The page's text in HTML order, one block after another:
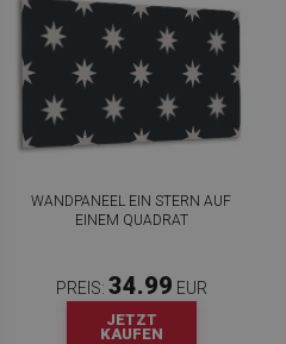
WANDPANEEL EIN STERN AUF
EINEM QUADRAT
PREIS: 34.99 EUR
JETZT
KAUFEN